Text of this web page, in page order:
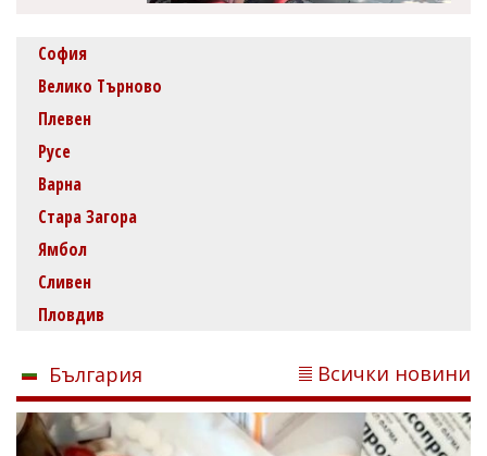
София
Велико Търново
Плевен
Русе
Варна
Стара Загора
Ямбол
Сливен
Пловдив
България Всички новини